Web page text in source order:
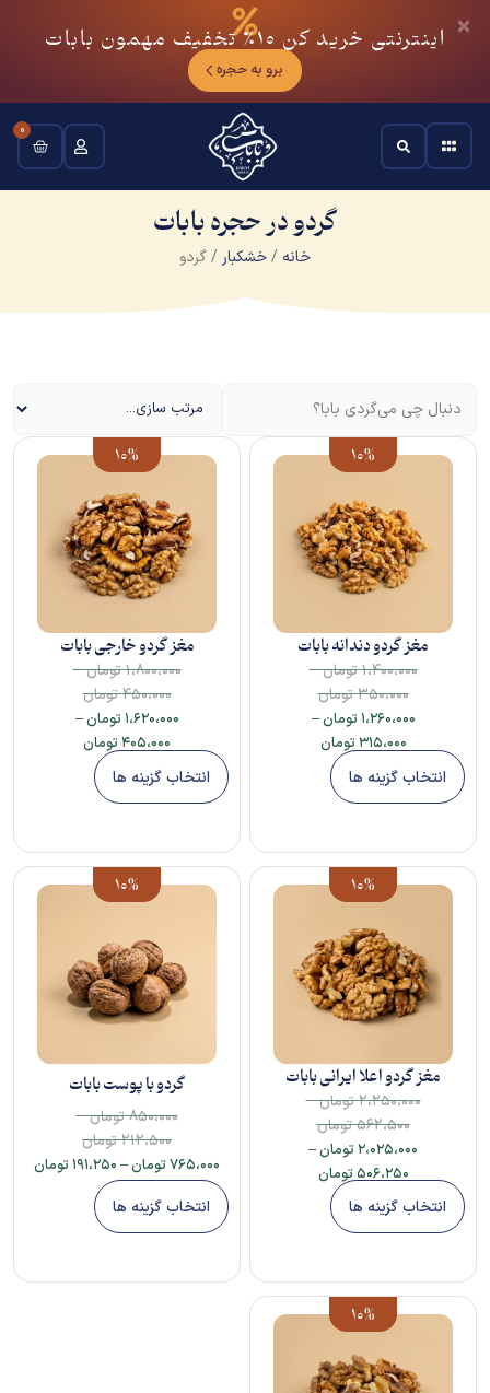
اینترنتی خرید کن 10٪ تخفیف مهمون بابات
برو به حجره
0
خانه /خشکبار/ گردو
گردو در حجره بابات
10%
مغز گردو دندانه بابات
۱،۴۰۰،۰۰۰تومان–
۳۵۰،۰۰۰تومان
۱،۲۶۰،۰۰۰ تومان–
۳۱۵،۰۰۰ تومان
انتخاب گزینه ها
10%
مغز گردو خارجی بابات
۱،۸۰۰،۰۰۰تومان–
۴۵۰،۰۰۰تومان
۱،۶۲۰،۰۰۰ تومان–
۴۰۵،۰۰۰ تومان
انتخاب گزینه ها
10%
مغز گردو اعلا ایرانی بابات
۲،۲۵۰،۰۰۰تومان–
۵۶۲،۵۰۰تومان
۲،۰۲۵،۰۰۰ تومان–
۵۰۶،۲۵۰ تومان
انتخاب گزینه ها
10%
گردو با پوست بابات
۸۵۰،۰۰۰تومان–
۲۱۲،۵۰۰تومان
۷۶۵،۰۰۰ تومان– ۱۹۱،۲۵۰ تومان
انتخاب گزینه ها
10%